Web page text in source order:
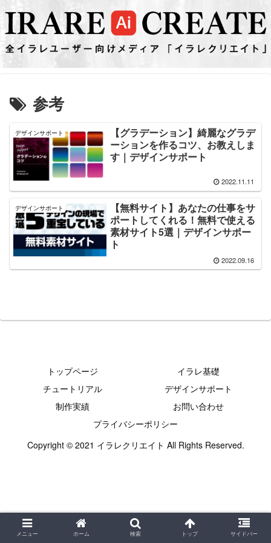
参考
デザインサポート
【グラデーション】綺麗なグラデ
ーションを作るコツ、お教えしま
す｜デザインサポート
2022.11.11
デザインサポート
【無料サイト】あなたの仕事をサ
ポートしてくれる！無料で使える
素材サイト5選｜デザインサポー
ト
2022.09.16
トップページ
イラレ基礎
チュートリアル
デザインサポート
制作実績
お問い合わせ
プライバシーポリシー
Copyright © 2021 イラレクリエイト All Rights Reserved.
メニュー ホーム 検索 トップ サイドバー